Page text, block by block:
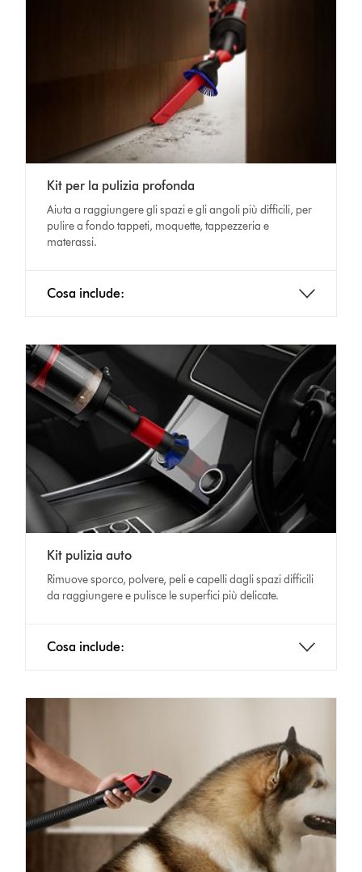
Kit per la pulizia profonda
Aiuta a raggiungere gli spazi e gli angoli più difficili, per
pulire a fondo tappeti, moquette, tappezzeria e
materassi.
Cosa include:
Kit pulizia auto
Rimuove sporco, polvere, peli e capelli dagli spazi difficili
da raggiungere e pulisce le superfici più delicate.
Cosa include: